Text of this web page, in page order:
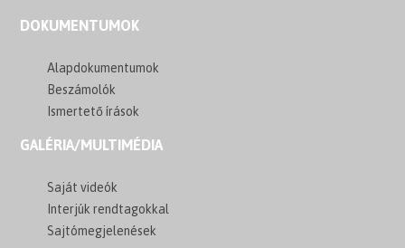
DOKUMENTUMOK
Alapdokumentumok
Beszámolók
Ismertető írások
GALÉRIA/MULTIMÉDIA
Saját videók
Interjúk rendtagokkal
Sajtómegjelenések